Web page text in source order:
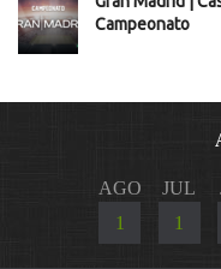
Campeonato
AGO
1
JUL
1